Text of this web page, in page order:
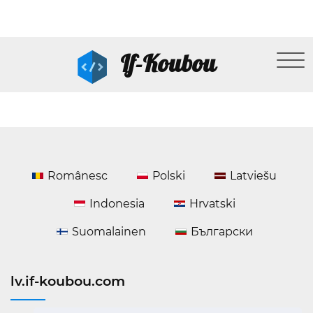
If-Koubou
Românesc Polski Latviešu
Indonesia Hrvatski
Suomalainen Български
lv.if-koubou.com